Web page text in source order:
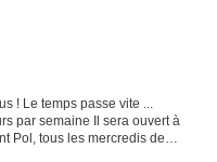
! Le temps passe vite ...
par semaine Il sera ouvert à
Pol, tous les mercredis de